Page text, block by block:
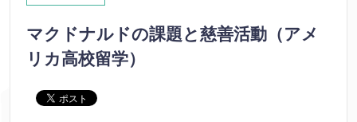
マクドナルドの課題と慈善活動（アメ
リカ高校留学）